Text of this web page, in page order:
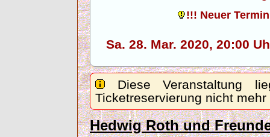
!!! Neuer
Sa. 28. Mar. 2020,
Diese Veranstaltung
Ticketreservierung nicht
Hedwig Roth und